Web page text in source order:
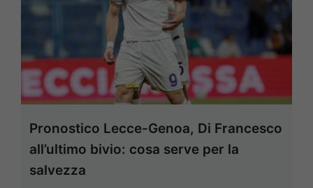
Pronostico Lecce-Genoa, Di Francesco
all’ultimo bivio: cosa serve per la
salvezza